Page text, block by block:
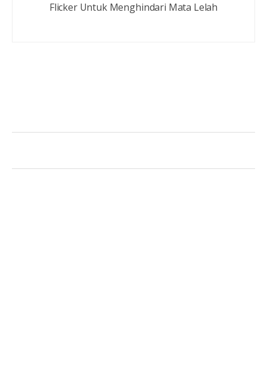
Flicker Untuk Menghindari Mata Lelah